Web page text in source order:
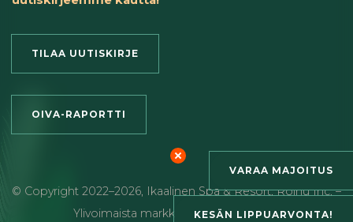
VARAA MAJOITUS
KESÄN LIPPUARVONTA!
TILAA UUTISKIRJE
OIVA-RAPORTTI
© Copyright 2022–2026, Ikaalinen Spa & Resort,Roihu Inc. –
Ylivoimaista markkinointia ja viestintää